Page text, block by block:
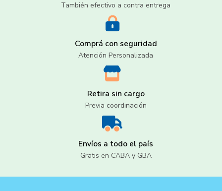
También efectivo a contra entrega
Comprá con seguridad
Atención Personalizada
Retira sin cargo
Previa coordinación
Envíos a todo el país
Gratis en CABA y GBA